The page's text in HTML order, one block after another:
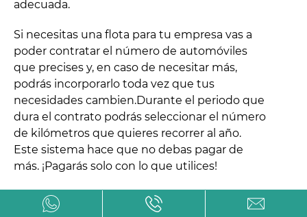
adecuada.
Si necesitas una flota para tu empresa vas a
poder contratar el número de automóviles
que precises y, en caso de necesitar más,
podrás incorporarlo toda vez que tus
necesidades cambien.Durante el periodo que
dura el contrato podrás seleccionar el número
de kilómetros que quieres recorrer al año.
Este sistema hace que no debas pagar de
más. ¡Pagarás solo con lo que utilices!